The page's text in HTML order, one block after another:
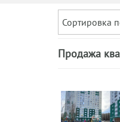
Сортировка
Продажа